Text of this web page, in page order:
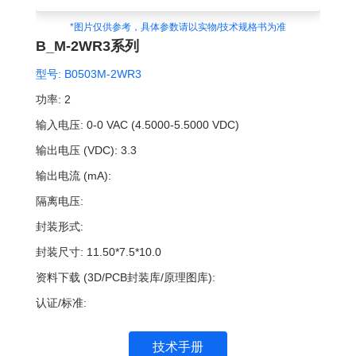
*图片仅供参考，具体参数请以实物/技术规格书为准
B_M-2WR3系列
型号: B0503M-2WR3
功率: 2
输入电压: 0-0 VAC (4.5000-5.5000 VDC)
输出电压 (VDC): 3.3
输出电流 (mA):
隔离电压:
封装形式:
封装尺寸: 11.50*7.5*10.0
资料下载 (3D/PCB封装库/原理图库):
认证/标准:
技术手册